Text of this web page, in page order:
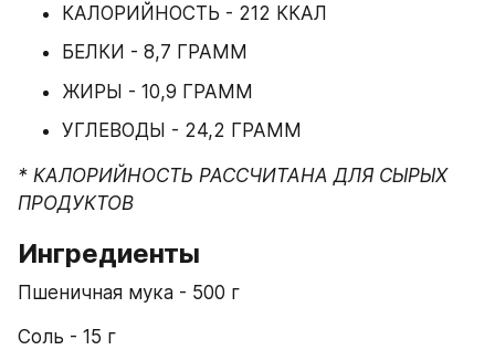
КАЛОРИЙНОСТЬ - 212 ККАЛ
БЕЛКИ - 8,7 ГРАММ
ЖИРЫ - 10,9 ГРАММ
УГЛЕВОДЫ - 24,2 ГРАММ
* КАЛОРИЙНОСТЬ РАССЧИТАНА ДЛЯ СЫРЫХ
ПРОДУКТОВ
Ингредиенты
Пшеничная мука - 500 г
Соль - 15 г